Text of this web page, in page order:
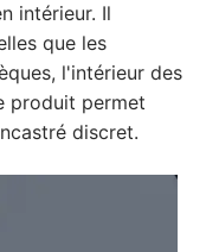
intérieur. Il
que les
l'intérieur des
produit permet
discret.